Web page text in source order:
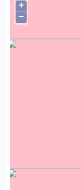
+
−